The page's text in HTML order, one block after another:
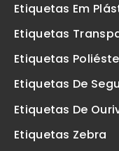
Etiquetas Em
Etiquetas
Etiquetas
Etiquetas De
Etiquetas De
Etiquetas Zebra